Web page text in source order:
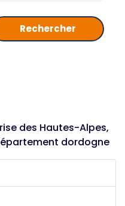
Rechercher
des Hautes-Alpes,
dordogne